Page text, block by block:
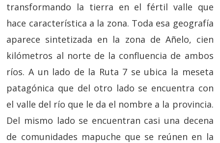
transformando la tierra en el fértil valle que
hace característica a la zona. Toda esa geografía
aparece sintetizada en la zona de Añelo, cien
kilómetros al norte de la confluencia de ambos
ríos. A un lado de la Ruta 7 se ubica la meseta
patagónica que del otro lado se encuentra con
el valle del río que le da el nombre a la provincia.
Del mismo lado se encuentran casi una decena
de comunidades mapuche que se reúnen en la